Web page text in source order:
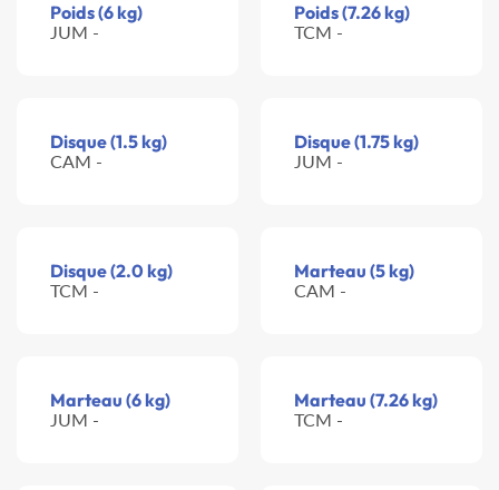
Poids (6 kg)
JUM -
Poids (7.26 kg)
TCM -
Disque (1.5 kg)
CAM -
Disque (1.75 kg)
JUM -
Disque (2.0 kg)
TCM -
Marteau (5 kg)
CAM -
Marteau (6 kg)
JUM -
Marteau (7.26 kg)
TCM -